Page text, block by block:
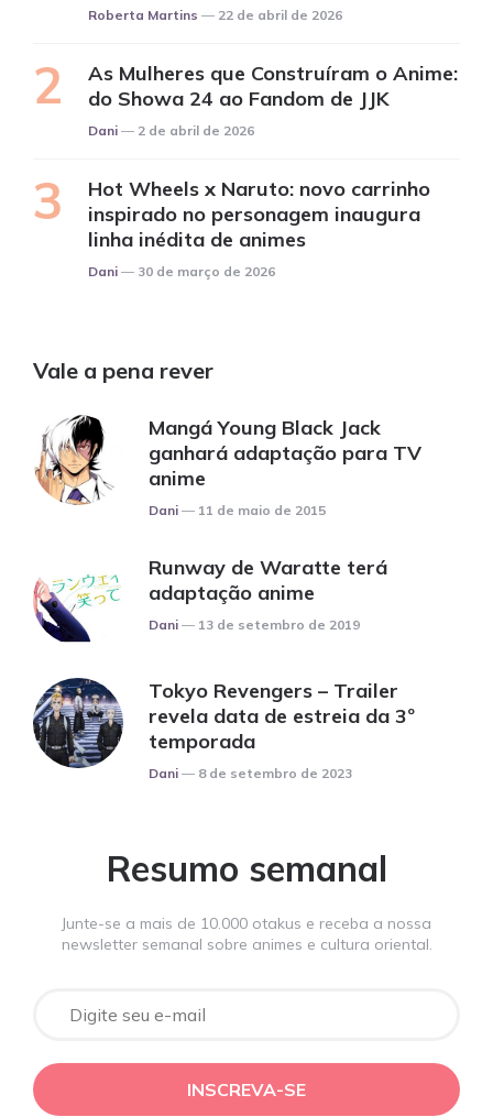
Posted
Roberta Martins 22 de abril de 2026
As Mulheres que Construíram o Anime:
do Showa 24 ao Fandom de JJK
Posted
Dani 2 de abril de 2026
Hot Wheels x Naruto: novo carrinho
inspirado no personagem inaugura
linha inédita de animes
Posted
Dani 30 de março de 2026
Vale a pena rever
Mangá Young Black Jack
ganhará adaptação para TV
anime
Posted
Dani 11 de maio de 2015
Runway de Waratte terá
adaptação anime
Posted
Dani 13 de setembro de 2019
Tokyo Revengers – Trailer
revela data de estreia da 3º
temporada
Posted
Dani 8 de setembro de 2023
Resumo semanal
Junte-se a mais de 10.000 otakus e receba a nossa
newsletter semanal sobre animes e cultura oriental.